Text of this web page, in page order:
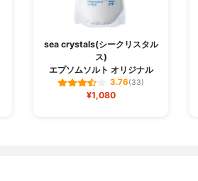
sea crystals(シークリスタル
ス)
エプソムソルト オリジナル
3.76(33)
¥1,080